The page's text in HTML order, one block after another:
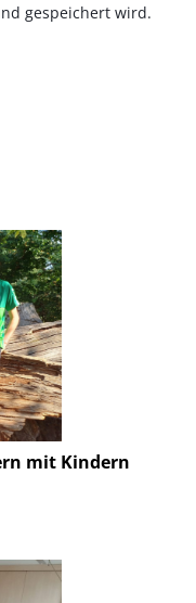
gespeichert wird.
mit Kindern